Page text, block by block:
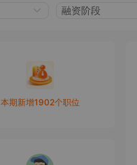
融资阶段
本期新增1902个职位